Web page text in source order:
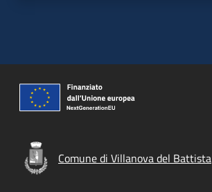
Comune di Villanova del Battista